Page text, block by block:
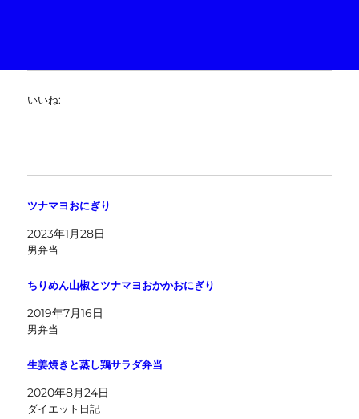
いいね:
ツナマヨおにぎり
2023年1月28日
男弁当
ちりめん山椒とツナマヨおかかおにぎり
2019年7月16日
男弁当
生姜焼きと蒸し鶏サラダ弁当
2020年8月24日
ダイエット日記